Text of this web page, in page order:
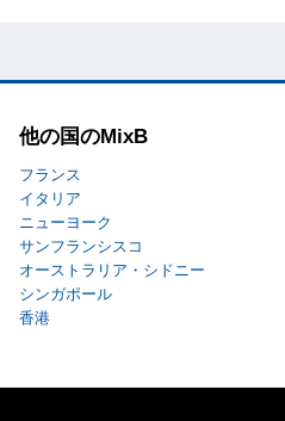
他の国のMixB
フランス
イタリア
ニューヨーク
サンフランシスコ
オーストラリア・シドニー
シンガポール
香港